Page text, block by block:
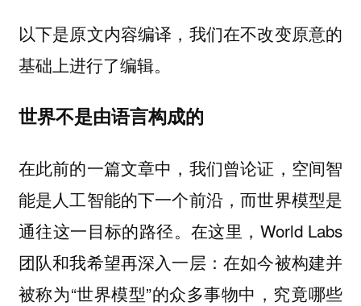
以下是原文内容编译，我们在不改变原意的
基础上进行了编辑。
世界不是由语言构成的
在此前的一篇文章中，我们曾论证，空间智
能是人工智能的下一个前沿，而世界模型是
通往这一目标的路径。在这里，World Labs
团队和我希望再深入一层：在如今被构建并
被称为“世界模型”的众多事物中，究竟哪些